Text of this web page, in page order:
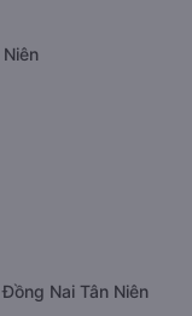
Nai Tân Niên